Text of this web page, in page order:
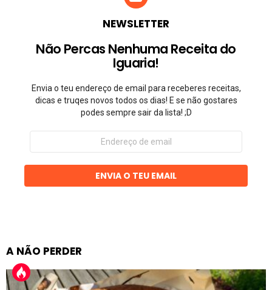
NEWSLETTER
Não Percas Nenhuma Receita do
Iguaria!
Envia o teu endereço de email para receberes receitas,
dicas e truqes novos todos os dias! E se não gostares
podes sempre sair da lista! ;D
Endereço
email
ENVIA O TEU EMAIL
A NÃO PERDER